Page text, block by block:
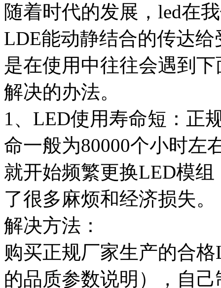
随着时代的发展，led在
LDE能动静结合的传达
是在使用中往往会遇到
解决的办法。
1、LED使用寿命短：正
命一般为80000个小时左
就开始频繁更换LED模
了很多麻烦和经济损失。
解决方法：
购买正规厂家生产的合
的品质参数说明），自